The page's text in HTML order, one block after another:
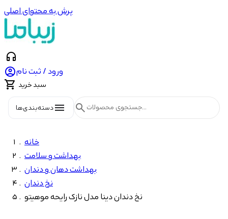
پرش به محتوای اصلی
headphones
ورود / ثبت نام
 سبد خرید
menuدسته‌بندی‌ها search
خانه
بهداشت و سلامت
بهداشت دهان و دندان
نخ دندان
نخ دندان دینا مدل نازک رایحه موهیتو